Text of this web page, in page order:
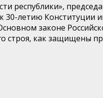
республики»,
30-летию Конституции
законе
строя, как защищены